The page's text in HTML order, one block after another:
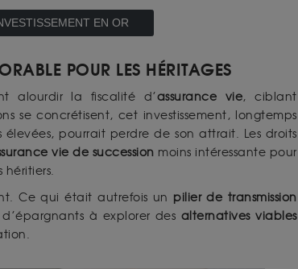
EN OR
POUR LES HÉRITAGES
alourdir la fiscalité d’assurance vie, ciblant
se concrétisent, cet investissement, longtemps
élevées, pourrait perdre de son attrait. Les droits
vie de succession moins intéressante pour
Ce qui était autrefois un pilier de transmission
à explorer des alternatives viables